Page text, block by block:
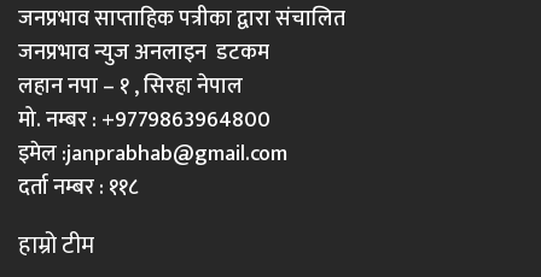
जनप्रभाव साप्ताहिक पत्रीका द्वारा संचालित
जनप्रभाव न्युज अनलाइन डटकम
लहान नपा – १ , सिरहा नेपाल
मो. नम्बर : +9779863964800
इमेल :janprabhab@gmail.com
दर्ता नम्बर : ११८
हाम्रो टीम